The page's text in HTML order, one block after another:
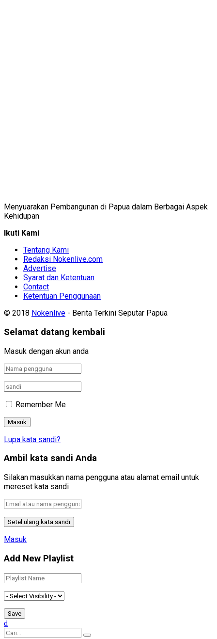
Menyuarakan Pembangunan di Papua dalam Berbagai Aspek
Kehidupan
Ikuti Kami
Tentang Kami
Redaksi Nokenlive.com
Advertise
Syarat dan Ketentuan
Contact
Ketentuan Penggunaan
© 2018 Nokenlive - Berita Terkini Seputar Papua
Selamat datang kembali
Masuk dengan akun anda
Remember Me
Lupa kata sandi?
Ambil kata sandi Anda
Silakan masukkan nama pengguna atau alamat email untuk
mereset kata sandi
Masuk
Add New Playlist